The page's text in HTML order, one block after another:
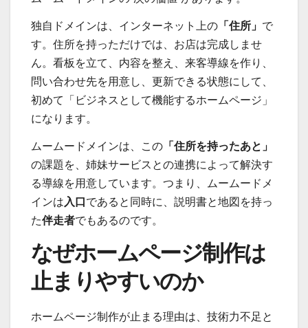
独自ドメインは、インターネット上の 「住所」 で
す。住所を持っただけでは、お店は完成しませ
ん。看板を立て、内容を整え、来客導線を作り、
問い合わせ先を用意し、更新できる状態にして、
初めて「ビジネスとして機能するホームページ」
になります。
ムームードメインは、この 「住所を持ったあと」
の課題を、姉妹サービスとの連携によって解決す
る導線を用意しています。つまり、ムームードメ
インは 入口 であると同時に、説明書と地図を持っ
た伴走者でもあるのです。
なぜホームページ制作は
止まりやすいのか
ホームページ制作が止まる理由は、技術力不足と